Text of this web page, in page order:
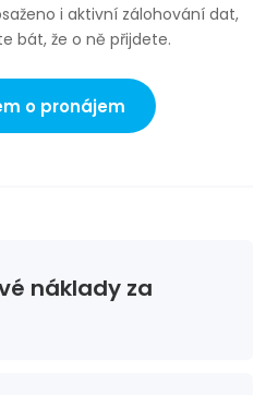
i aktivní zálohování dat,
bát, že o ně přijdete.
o pronájem
náklady za